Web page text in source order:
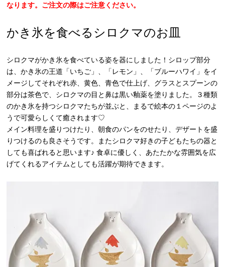
なります。ご注文の際はご注意ください。
かき氷を食べるシロクマのお皿
シロクマがかき氷を食べている姿を器にしました！シロップ部分
は、かき氷の王道「いちご」、「レモン」、「ブルーハワイ」をイ
メージしてそれぞれ赤、黄色、青色で仕上げ、グラスとスプーンの
部分は茶色で、シロクマの目と鼻は黒い釉薬を塗りました。３種類
のかき氷を持つシロクマたちが並ぶと、まるで絵本の１ページのよ
うで可愛らしくて癒されます♡
メイン料理を盛りつけたり、朝食のパンをのせたり、デザートを盛
りつけるのも良さそうです。またシロクマ好きの子どもたちの器と
しても喜ばれると思います♪ 食卓に優しく、あたたかな雰囲気を広
げてくれるアイテムとしても活躍が期待できます。